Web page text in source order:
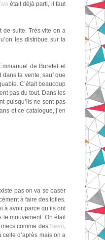
était déjà parti, il faut
de suite. Très vite on a
les distribue sur la
de Buretel et
dans la vente, sauf que
C’était beaucoup
pas du tout. Dans les
puisqu’ils ne sont pas
et ce catalogue, j’en
pas on va se baser
à faire des toiles.
à avoir parce qu’ils ont
le mouvement. On était
comme des Seen,
celle d’après mais on a